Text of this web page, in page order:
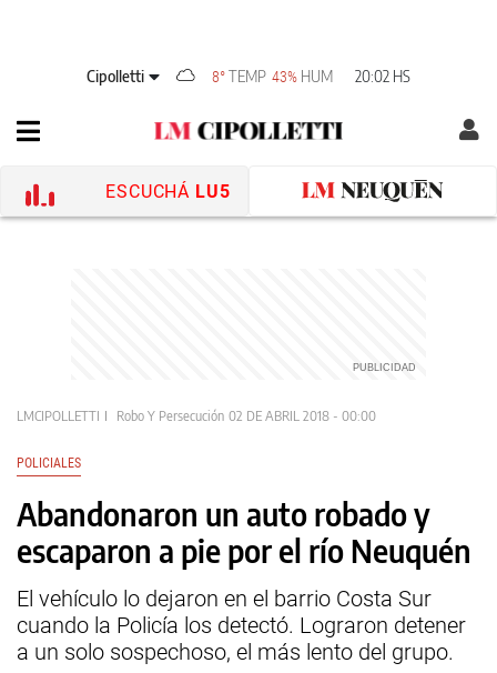
Cipolletti 8° TEMP 43% HUM 20:02 HS
ESCUCHÁ LU5
LMCIPOLLETTI Robo Y Persecución 02 DE ABRIL 2018 - 00:00
POLICIALES
Abandonaron un auto robado y
escaparon a pie por el río Neuquén
El vehículo lo dejaron en el barrio Costa Sur
cuando la Policía los detectó. Lograron detener
a un solo sospechoso, el más lento del grupo.